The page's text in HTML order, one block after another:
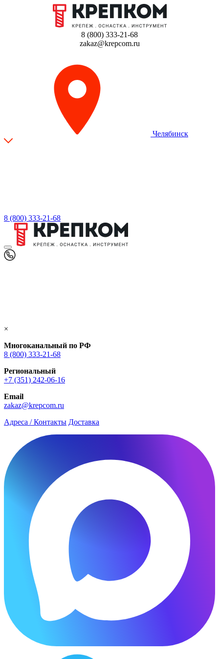
8 (800) 333-21-68
zakaz@krepcom.ru
Челябинск
8 (800) 333-21-68
×
Многоканальный по РФ
8 (800) 333‑21-68
Региональный
+7 (351) 242-06-16
Email
zakaz@krepcom.ru
Адреса / Контакты Доставка